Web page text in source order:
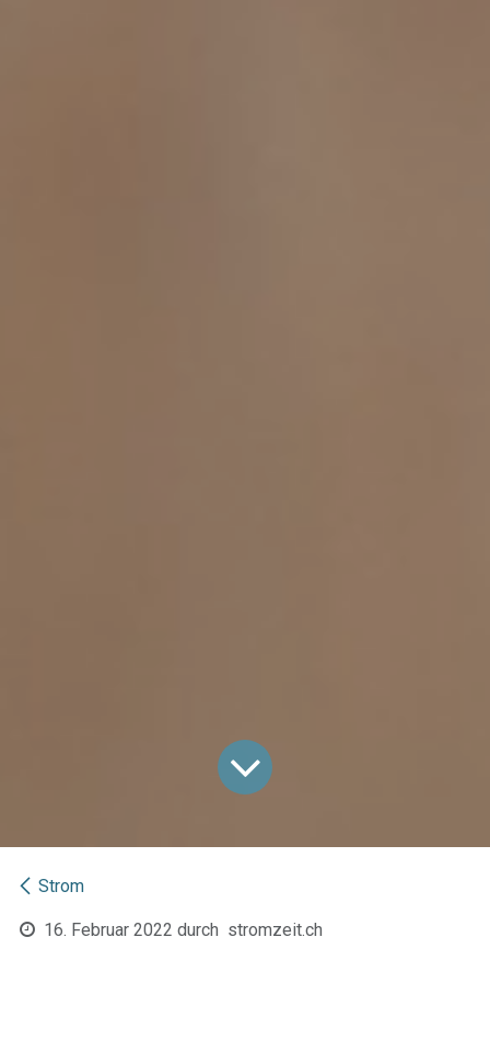
Strom
16. Februar 2022 durch stromzeit.ch